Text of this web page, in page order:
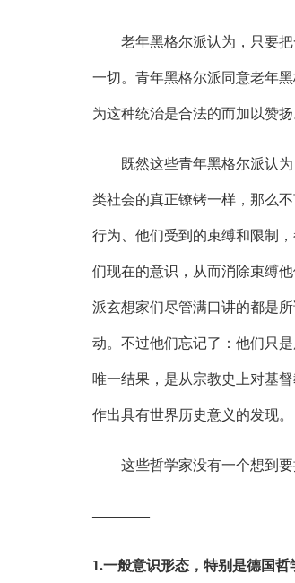
老年黑格尔派认为，只要把
一切。青年黑格尔派同意老年
为这种统治是合法的而加以赞扬
既然这些青年黑格尔派认为
类社会的真正镣铐一样，那么
行为、他们受到的束缚和限制
们现在的意识，从而消除束缚
派玄想家们尽管满口讲的都是
动。不过他们忘记了：他们只
唯一结果，是从宗教史上对基
作出具有世界历史意义的发现。
这些哲学家没有一个想到要
————
1.一般意识形态，特别是德